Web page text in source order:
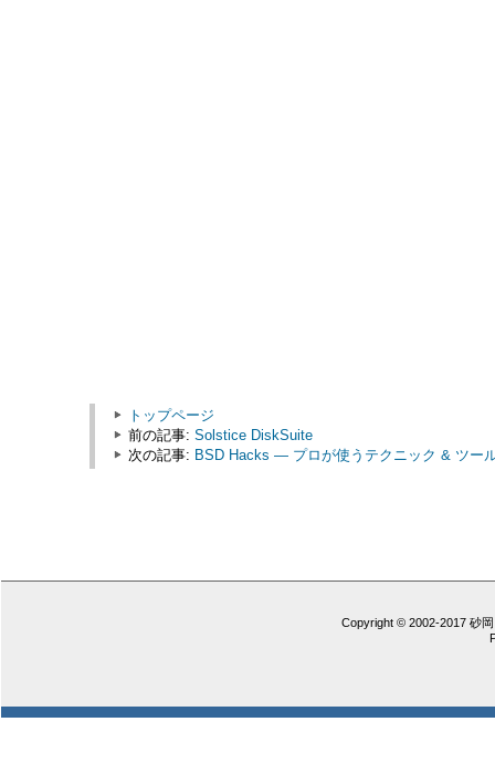
トップページ
前の記事: Solstice DiskSuite
次の記事: BSD Hacks ― プロが使うテクニック & ツー
Copyright © 2002-2017 砂